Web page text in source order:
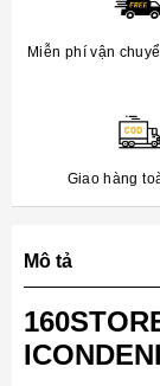
Miễn phí vận
Giao hàng
Mô tả